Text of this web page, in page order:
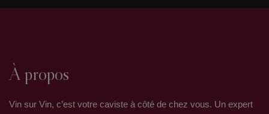
À propos
Vin sur Vin, c’est votre caviste à côté de chez vous. Un expert